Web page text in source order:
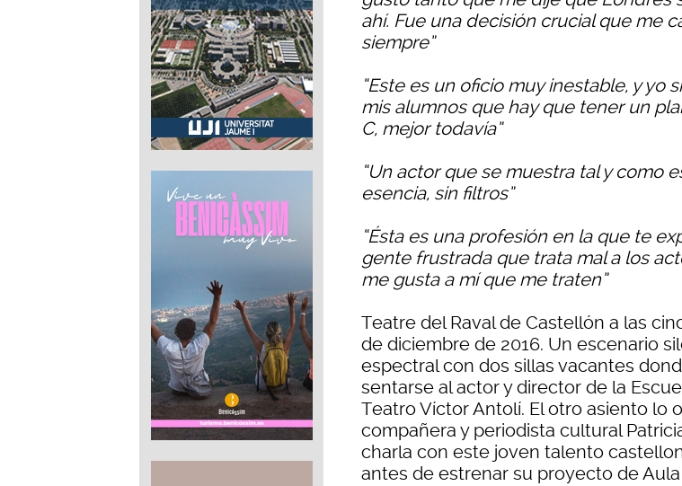
ahí. Fue una decisión crucial que me
siempre”
“Este es un oficio muy inestable, y yo
mis alumnos que hay que tener un
C, mejor todavía”
“Un actor que se muestra tal y como
esencia, sin filtros”
“Ésta es una profesión en la que te
gente frustrada que trata mal a los
me gusta a mí que me traten”
Teatre del Raval de Castellón a las
de diciembre de 2016. Un escenario
espectral con dos sillas vacantes
sentarse al actor y director de la
Teatro Víctor Antolí. El otro asiento lo
compañera y periodista cultural
charla con este joven talento
antes de estrenar su proyecto de